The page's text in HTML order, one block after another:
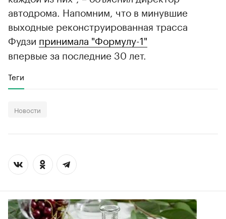
автодрома. Напомним, что в минувшие
выходные реконструированная трасса
Фудзи принимала "Формулу-1"
00:00
впервые за последние 30 лет.
Теги
Новости